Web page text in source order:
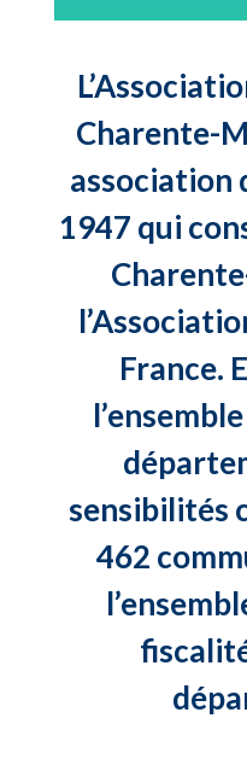
Charente-
association
1947 qui
France.
sensibilités
462